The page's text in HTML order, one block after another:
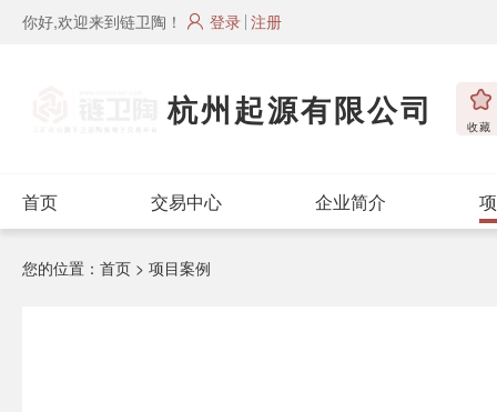
你好,欢迎来到链卫陶！ 登录 注册
杭州起源有限公司 收藏
首页 交易中心 企业简介
您的位置： 首页 > 项目案例